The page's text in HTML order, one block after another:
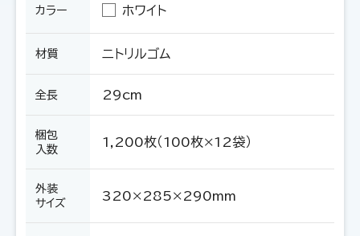
カラー ホワイト
材質 ニトリルゴム
全長 29cm
梱包
入数
1,200枚（100枚×12袋）
外装
サイズ
320×285×290mm